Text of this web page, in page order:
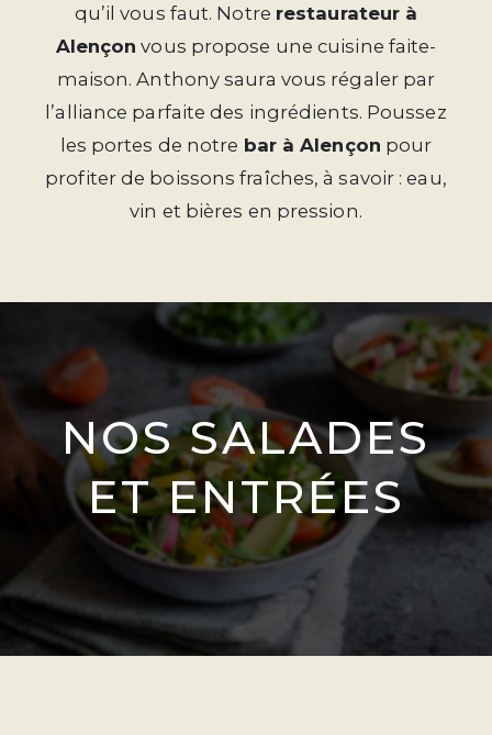
qu’il vous faut. Notre restaurateur à
Alençon vous propose une cuisine faite-
maison. Anthony saura vous régaler par
l’alliance parfaite des ingrédients. Poussez
les portes de notre bar à Alençon pour
profiter de boissons fraîches, à savoir : eau,
vin et bières en pression.
NOS SALADES
ET ENTRÉES